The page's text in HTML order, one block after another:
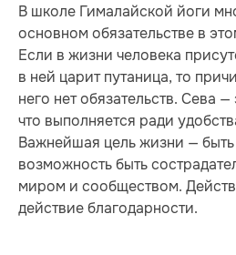
В школе Гималайской йоги
основном обязательстве в
Если в жизни человека
в ней царит путаница, то
него нет обязательств. Сева —
что выполняется ради
Важнейшая цель жизни —
возможность быть
миром и сообществом.
действие благодарности.